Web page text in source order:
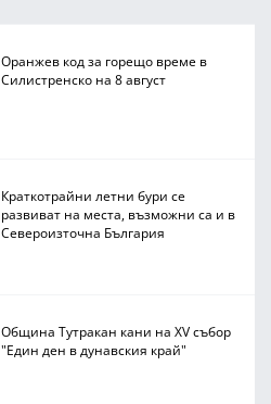
Оранжев код за горещо време в
Силистренско на 8 август
Краткотрайни летни бури се
развиват на места, възможни са и в
Североизточна България
Община Тутракан кани на XV събор
"Един ден в дунавския край"